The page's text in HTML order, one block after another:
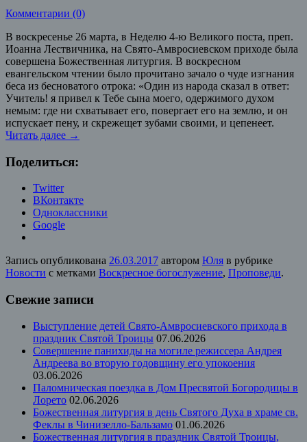
Комментарии (0)
В воскресенье 26 марта, в Неделю 4-ю Великого поста, преп.
Иоанна Лествичника, на Свято-Амвросиевском приходе была
совершена Божественная литургия. В воскресном
евангельском чтении было прочитано зачало о чуде изгнания
беса из бесноватого отрока: «Один из народа сказал в ответ:
Учитель! я привел к Тебе сына моего, одержимого духом
немым: где ни схватывает его, повергает его на землю, и он
испускает пену, и скрежещет зубами своими, и цепенеет.
Читать далее →
Поделиться:
Twitter
ВКонтакте
Одноклассники
Google
Запись опубликована 26.03.2017 автором Юля в рубрике
Новости с метками Воскресное богослужение, Проповеди.
Свежие записи
Выступление детей Свято-Амвросиевского прихода в
праздник Святой Троицы 07.06.2026
Совершение панихиды на могиле режиссера Андрея
Андреева во вторую годовщину его упокоения
03.06.2026
Паломническая поездка в Дом Пресвятой Богородицы в
Лорето 02.06.2026
Божественная литургия в день Святого Духа в храме св.
Феклы в Чинизелло-Бальзамо 01.06.2026
Божественная литургия в праздник Святой Троицы,